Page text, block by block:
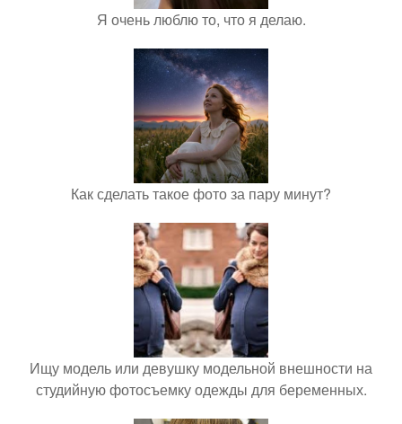
Я очень люблю то, что я делаю.
Как сделать такое фото за пару минут?
Ищу модель или девушку модельной внешности на
студийную фотосъемку одежды для беременных.